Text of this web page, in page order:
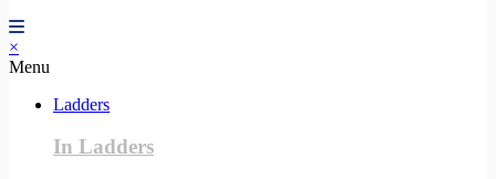
×
Menu
Ladders
In Ladders